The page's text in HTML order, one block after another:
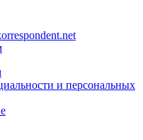
и персональных